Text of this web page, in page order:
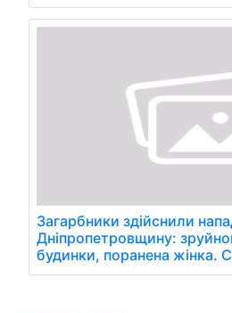
Загарбники здійснили
Дніпропетровщину:
будинки, поранена жінка.